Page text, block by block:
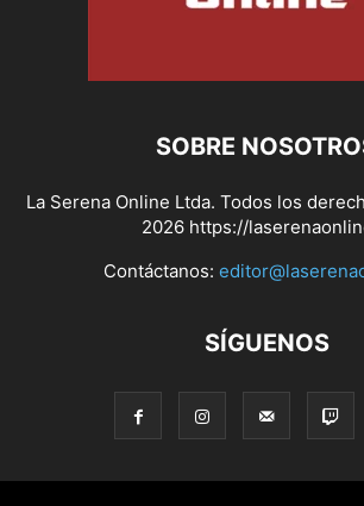
SOBRE
La Serena Online Ltda. Todos los
2026 https://
Contáctanos:
SÍGUENOS